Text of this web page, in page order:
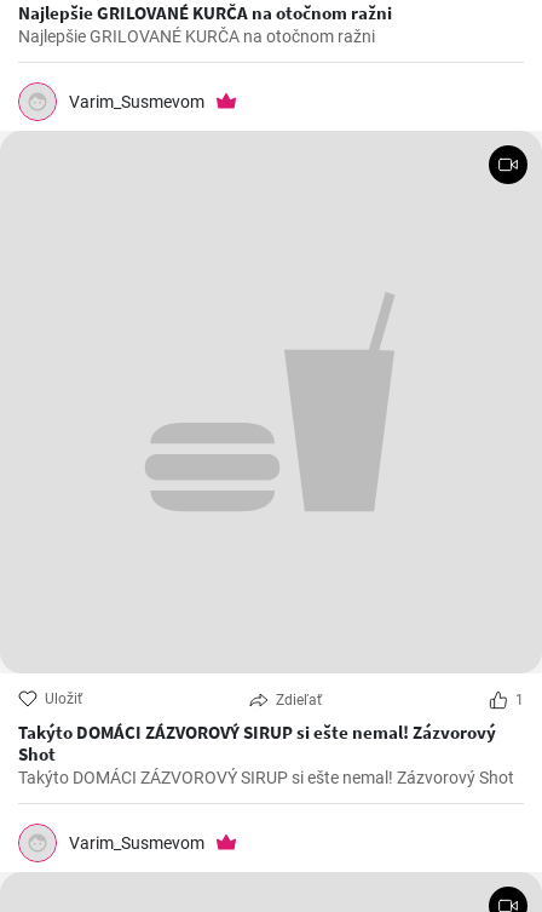
Najlepšie GRILOVANÉ KURČA na otočnom ražni
Najlepšie GRILOVANÉ KURČA na otočnom ražni
Varim_Susmevom
Uložiť Zdieľať 1
Takýto DOMÁCI ZÁZVOROVÝ SIRUP si ešte nemal! Zázvorový
Shot
Takýto DOMÁCI ZÁZVOROVÝ SIRUP si ešte nemal! Zázvorový Shot
Varim_Susmevom